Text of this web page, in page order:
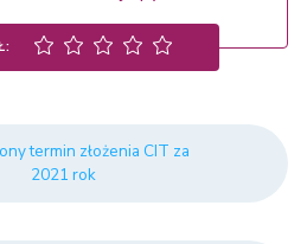
termin złożenia CIT za
2021 rok